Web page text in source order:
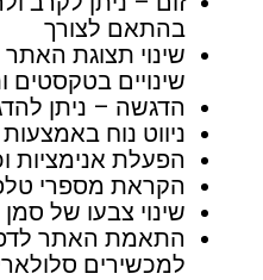
בהתאם לצורך
שינוי תצוגת
שינויים בטקסטים
הדגשה – ניתן
ניווט נוח
הפעלת אנימציות
הקראת מספרי
שינוי צבעו של
התאמת האתר
למכשירים